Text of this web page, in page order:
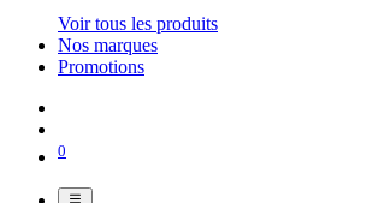
Voir tous les produits
Nos marques
Promotions
0